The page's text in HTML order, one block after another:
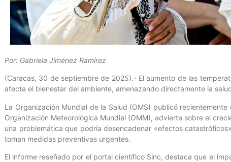
Por: Gabriela Jiménez Ramírez
(Caracas, 30 de septiembre de 2025).- El aumento de las
afecta el bienestar del ambiente, amenazando directamente la
La Organización Mundial de la Salud (OMS) publicó
Organización Meteorológica Mundial (OMM), advierte sobre el
una problemática que podría desencadenar «efectos
toman medidas preventivas urgentes.
El informe reseñado por el portal científico Sinc, destaca que el